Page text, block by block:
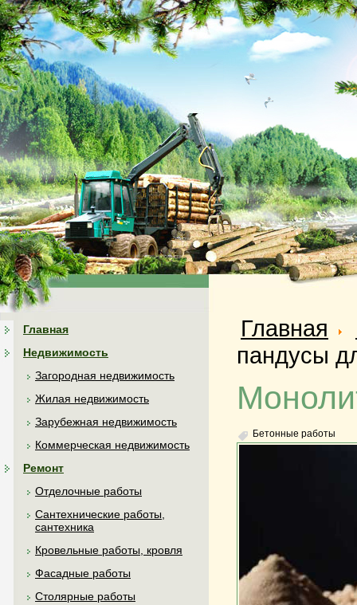
Главная
Недвижимость
Загородная недвижимость
Жилая недвижимость
Зарубежная недвижимость
Коммерческая недвижимость
Ремонт
Отделочные работы
Сантехнические работы,
сантехника
Кровельные работы, кровля
Фасадные работы
Столярные работы
Главная
пандусы
Бетонные работы